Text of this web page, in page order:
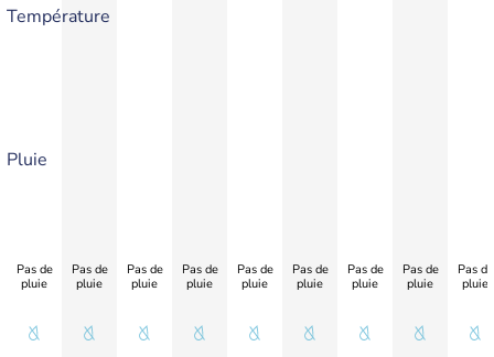
Température
Pluie
Pas de
pluie
Pas de
pluie
Pas de
pluie
Pas de
pluie
Pas de
pluie
Pas de
pluie
Pas de
pluie
Pas de
pluie
Pas de
pluie